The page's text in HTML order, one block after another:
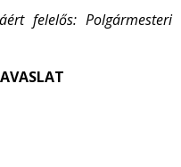
felelős: Polgármesteri